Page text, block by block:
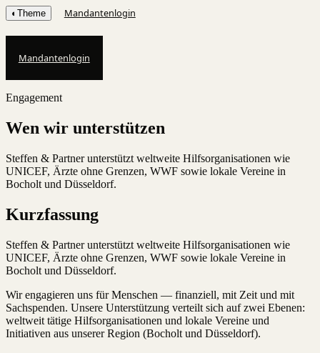
◐ Theme Mandantenlogin
Mandantenlogin
Engagement
Wen wir unterstützen
Steffen & Partner unterstützt weltweite Hilfsorganisationen wie
UNICEF, Ärzte ohne Grenzen, WWF sowie lokale Vereine in
Bocholt und Düsseldorf.
Kurzfassung
Steffen & Partner unterstützt weltweite Hilfsorganisationen wie
UNICEF, Ärzte ohne Grenzen, WWF sowie lokale Vereine in
Bocholt und Düsseldorf.
Wir engagieren uns für Menschen — finanziell, mit Zeit und mit
Sachspenden. Unsere Unterstützung verteilt sich auf zwei Ebenen:
weltweit tätige Hilfsorganisationen und lokale Vereine und
Initiativen aus unserer Region (Bocholt und Düsseldorf).